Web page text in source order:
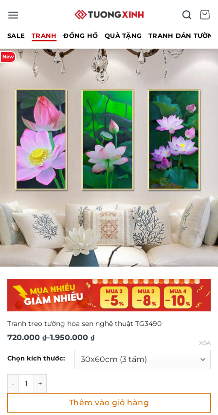
qua
SALE TRANH ĐỒNG HỒ QUÀ TẶNG TRANH DÁN
New
Tranh treo tường hoa sen nghệ thuật TG3490
720.000 ₫–1.950.000 ₫
Khoảng
720.000 ₫
đến
1.950.000 ₫
Chọn kích thước:
XÓA
Tranh treo tường hoa sen nghệ thuật TG3490 số lượng
Thêm vào giỏ hàng